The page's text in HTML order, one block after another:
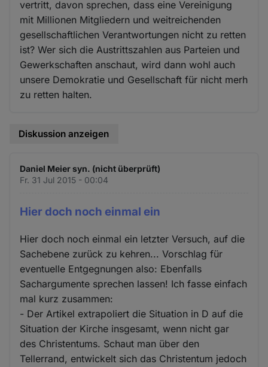
vertritt, davon sprechen, dass eine Vereinigung
mit Millionen Mitgliedern und weitreichenden
gesellschaftlichen Verantwortungen nicht zu retten
ist? Wer sich die Austrittszahlen aus Parteien und
Gewerkschaften anschaut, wird dann wohl auch
unsere Demokratie und Gesellschaft für nicht merh
zu retten halten.
Diskussion anzeigen
Daniel Meier syn. (nicht überprüft)
Fr. 31 Jul 2015 - 00:04
Hier doch noch einmal ein
Hier doch noch einmal ein letzter Versuch, auf die
Sachebene zurück zu kehren... Vorschlag für
eventuelle Entgegnungen also: Ebenfalls
Sachargumente sprechen lassen! Ich fasse einfach
mal kurz zusammen:
- Der Artikel extrapoliert die Situation in D auf die
Situation der Kirche insgesamt, wenn nicht gar
des Christentums. Schaut man über den
Tellerrand, entwickelt sich das Christentum jedoch